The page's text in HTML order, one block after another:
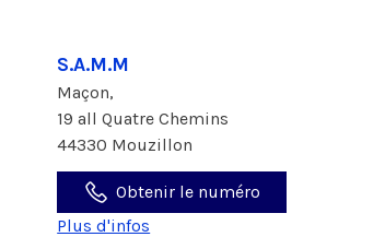
S.A.M.M
Maçon,
19 all Quatre Chemins
44330 Mouzillon
Obtenir le numéro
Plus d'infos